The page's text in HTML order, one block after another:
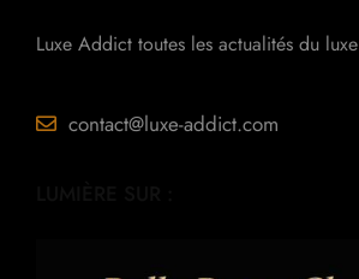
Luxe Addict toutes les actualités du luxe
contact@luxe-addict.com